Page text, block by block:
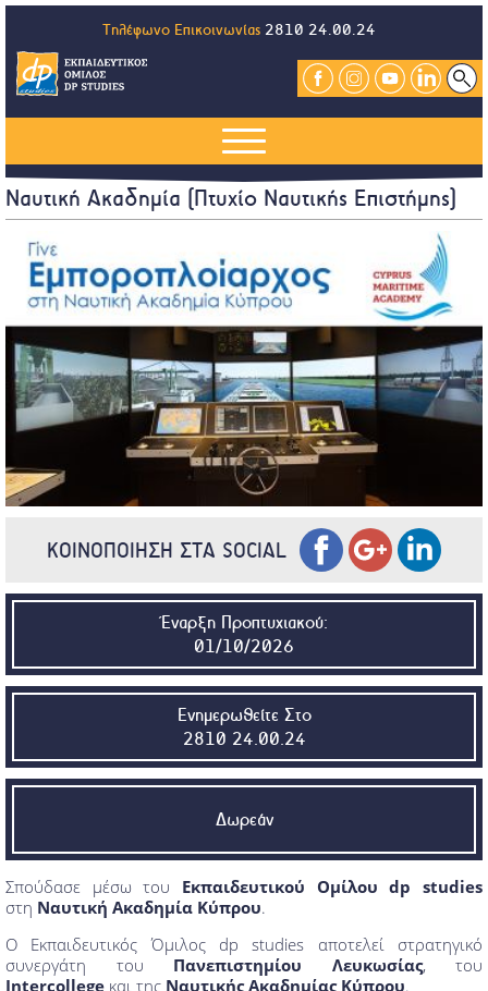
Τηλέφωνο Επικοινωνίας 2810 24.00.24
Ναυτική Ακαδημία (Πτυχίο Ναυτικής Επιστήμης)
ΚΟΙΝΟΠΟΙΗΣΗ ΣΤΑ SOCIAL
Έναρξη Προπτυχιακού:
01/10/2026
Ενημερωθείτε Στο
2810 24.00.24
Δωρεάν
Σπούδασε μέσω του Εκπαιδευτικού Ομίλου dp studies
στη Ναυτική Ακαδημία Κύπρου.
Ο Εκπαιδευτικός Όμιλος dp studies αποτελεί στρατηγικό
συνεργάτη του Πανεπιστημίου Λευκωσίας, του
Intercollege και της Ναυτικής Ακαδημίας Κύπρου.